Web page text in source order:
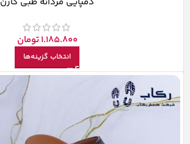
1.185.800تومان
انتخاب گزینه‌ها